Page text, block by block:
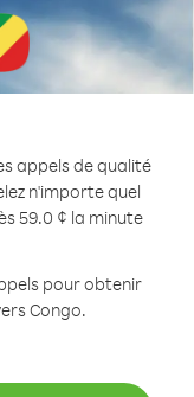
appels de qualité
n'importe quel
59.0 ¢ la minute
pour obtenir
Congo.